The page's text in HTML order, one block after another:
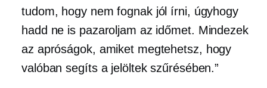
tudom, hogy nem fognak jól írni, úgyhogy
hadd ne is pazaroljam az időmet. Mindezek
az apróságok, amiket megtehetsz, hogy
valóban segíts a jelöltek szűrésében.”